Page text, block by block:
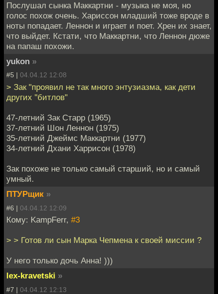
Послушал сынка Маккартни - музыка не моя, но
голос похож очень. Хариссон младший тоже вроде в
ноты попадает. Леннон и играет и поет. Хрен их знает,
что выйдет. Кстати, что Маккартни, что Леннон дюже
на папаш похожи.
yukon »
#5 | 04.04.12 12:08
> Зак "проявил не так много энтузиазма, как дети
других "битлов"
47-летний Зак Старр (1965)
37-летний Шон Леннон (1975)
35-летний Джеймс Маккартни (1977)
34-летний Дхани Харрисон (1978)
Зак похоже не только самый старший, но и самый
умный.
ПТУРщик »
#6 | 04.04.12 12:09
Кому: KampFerr, #3
> > Готов ли сын Марка Чепмена к своей миссии ?
У него только дочь Анна! )))
lex-kravetski »
#7 | 04.04.12 12:13